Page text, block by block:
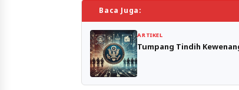
Baca Juga:
ARTIKEL
Tumpang Tindih